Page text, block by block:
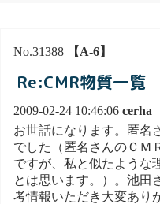
No.31388 【A-6】
Re:CMR物質一
2009-02-24 10:46:06 cerha
お世話になります。匿名
でした（匿名さんのＣＭ
ですが、私と似たような
とは思います。）。池田
考情報いただき大変あり